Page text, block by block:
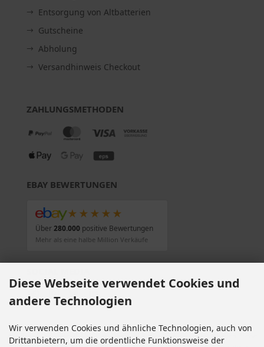
Entsorgung von Altbatterien
Gutscheine
Abholung
Versandhinweis Checkout
ZAHLUNGSMETHODEN
EBAY BEWERTUNGEN
★★★★★
Über280.000 positive Bewertungen
Mehr als eine halbe Million Verkäufe
Alle Preise inkl. gesetzl. MwSt. zzgl. Versandkosten . Die durchgestrichenen Preise
Diese Webseite verwendet Cookies und
andere Technologien
Wir verwenden Cookies und ähnliche Technologien, auch von
Drittanbietern, um die ordentliche Funktionsweise der